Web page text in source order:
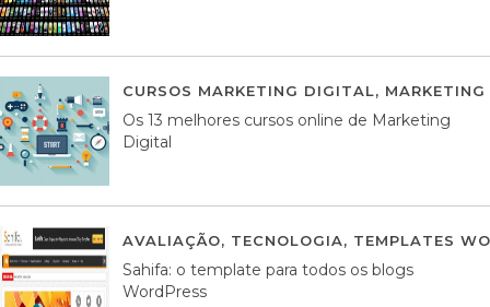
CURSOS MARKETING DIGITAL,
Os 13 melhores cursos online de Marketing
Digital
AVALIAÇÃO, TECNOLOGIA, TEMPLATES
Sahifa: o template para todos os blogs
WordPress